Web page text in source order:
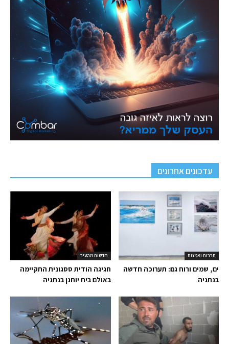
עדכונים אחרונים
חדשות מהעיר
חגיגה הודית ססגונית התקיימה
באולם בית יוחנן בנתניה
תרבות ואמנות
ים, שמים ורוח גם: תערוכה חדשה
בנתניה